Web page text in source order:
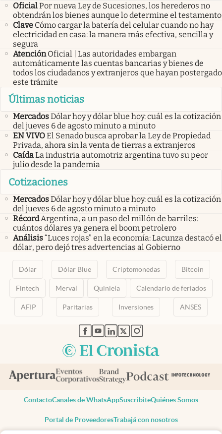
OficialPor nueva Ley de Sucesiones, los herederos no
obtendrán los bienes aunque lo determine el testamento
Clave Cómo cargar la batería del celular cuando no hay
electricidad en casa: la manera más efectiva, sencilla y
segura
Atención Oficial | Las autoridades embargan
automáticamente las cuentas bancarias y bienes de
todos los ciudadanos y extranjeros que hayan postergado
este trámite
Últimas noticias
MercadosDólar hoy y dólar blue hoy: cuál es la cotización
del jueves 6 de agosto minuto a minuto
EN VIVOEl Senado busca aprobar la Ley de Propiedad
Privada, ahora sin la venta de tierras a extranjeros
CaídaLa industria automotriz argentina tuvo su peor
julio desde la pandemia
Cotizaciones
MercadosDólar hoy y dólar blue hoy: cuál es la cotización
del jueves 6 de agosto minuto a minuto
Récord Argentina, a un paso del millón de barriles:
cuántos dólares ya genera el boom petrolero
Análisis“Luces rojas” en la economía: Lacunza destacó el
dólar, pero dejó tres advertencias al Gobierno
Dólar Dólar Blue Criptomonedas Bitcoin
Fintech Merval Quiniela Calendario de feriados
AFIP Paritarias Inversiones ANSES
abre en nueva pestaña
abre en nueva pestaña
abre en nueva pestaña
abre en nueva pestaña
abre en nueva pestaña
ContactoCanales de WhatsAppSuscribiteQuiénes Somos
Portal de ProveedoresTrabajá con nosotros